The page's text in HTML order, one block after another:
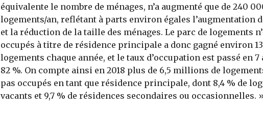
équivalente le nombre de ménages, n’a augmenté que de 240
logements/an, reflétant à parts environ égales l’augmentation
et la réduction de la taille des ménages. Le parc de logements
occupés à titre de résidence principale a donc gagné environ
logements chaque année, et le taux d’occupation est passé en 7
82 %. On compte ainsi en 2018 plus de 6,5 millions de
pas occupés en tant que résidence principale, dont 8,4 % de
vacants et 9,7 % de résidences secondaires ou occasionnelles.